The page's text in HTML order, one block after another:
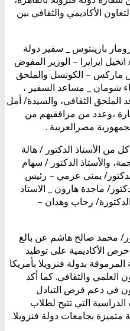
الأكاديمي والثقافي بين
بارينتوس _ سفير دولة
اتخيل ايرايرا – الوزير المفوض
ماركس – الكونسل والملحق
شومان _ مساعد السفير ،
الملحق الثقافي، والسيدة/ أمل
،وعدد من مرافقيهم من
مصرالعربية .
من الأستاذ الدكتور / هالة
والأستاذ الدكتور / سهام
يمنى عزمي – رئيس
ماجدة هارون _ الاستاذ
رحاب وهدان –
محمد صالح هاشم عن بالغ
حرص الأكاديمية على توطيد
بدولة فنزويلا بأمريكا
العلمي والثقافي. كما أكد
في دعم فرص التبادل
الدراسية التي تتيح لطلاب
متميزة بجامعات دولة فنزويلا.